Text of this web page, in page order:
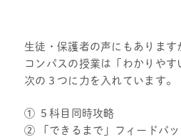
生徒・保護者の声にもあります
コンパスの授業は「わかりやす
次の３つに力を入れています。
① ５科目同時攻略
② 「できるまで」フィードバッ